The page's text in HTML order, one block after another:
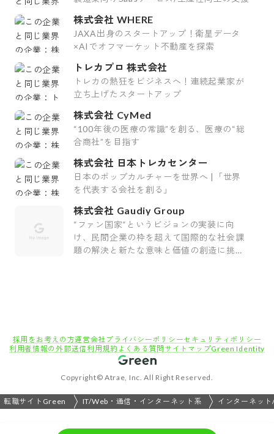
株式会社 WHERE
JAXA出身のスタートアップ！衛星データ
×AIでオフマーケット不動産を探索
トレカプロ 株式会社
トレカの熱狂をビジネスへ！連続起業家が
立ち上げたスタートアップ
株式会社 CyMed
“100年後の医療の常識”を創る、医療の“総
合商社”を目指す
株式会社 日本トレカセンター
日本のポップカルチャーを世界へ |「世界
を代表する会社を創る」
株式会社 Gaudiy Group
“ファン国家“というビジョンの実装に向
け、民間企業の枠を超えて国際的な社会課
題の解決と新たな意味と価値の創造に挑む
採用をお考えの方運営会社 プライバシーポリシーセキュリティポリシー
利用者情報の外部送信利用規約 よくある質問 サイトマップGreen Identity
Copyright© Atrae, Inc. All Right Reserved.
転職サイトGreen IT/Web・通信・インターネット系 インターネッ